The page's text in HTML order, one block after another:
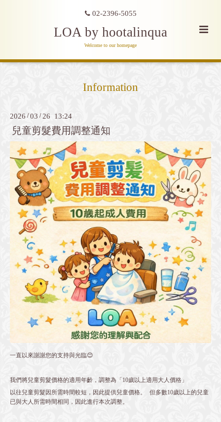
02-2396-5055
LOA by hootalinqua
Welcome to our homepage
Information
2026 /03 / 26 13:24
兒童剪髮費用調整通知
一直以來謝謝您的支持與光臨😊
我們將兒童剪髮價格的適用年齡，調整為「10歲以上適用大人價格」
以往兒童剪髮因所需時間較短，因此提供兒童價格。 但多數10歲以上的兒童
已與大人所需時間相同，因此進行本次調整。